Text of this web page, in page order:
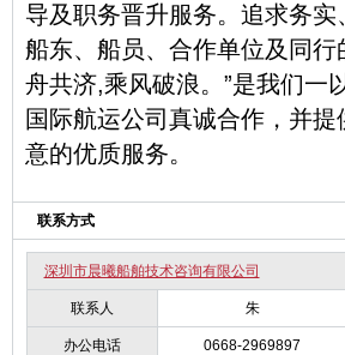
导及职务晋升服务。追求务
船东、船员、合作单位及同
舟共济,乘风破浪。”是我们一
国际航运公司真诚合作，并
意的优质服务。
联系方式
深圳市晨曦船舶技术咨询有限公司
联系人 朱
办公电话 0668-2969897